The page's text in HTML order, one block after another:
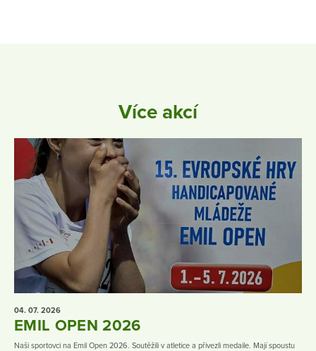
Více akcí
04. 07. 2026
EMIL OPEN 2026
Naši sportovci na Emil Open 2026. Soutěžili v atletice a přivezli medaile. Mají spoustu